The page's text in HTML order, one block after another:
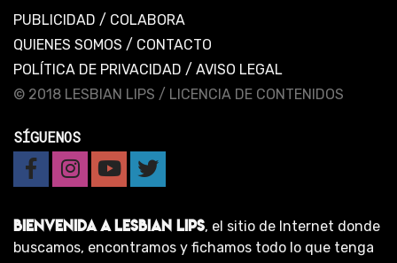
PUBLICIDAD / COLABORA
QUIENES SOMOS / CONTACTO
POLÍTICA DE PRIVACIDAD / AVISO LEGAL
© 2018 LESBIAN LIPS / LICENCIA DE CONTENIDOS
SÍGUENOS
BIENVENIDA A LESBIAN LIPS, el sitio de Internet donde
buscamos, encontramos y fichamos todo lo que tenga